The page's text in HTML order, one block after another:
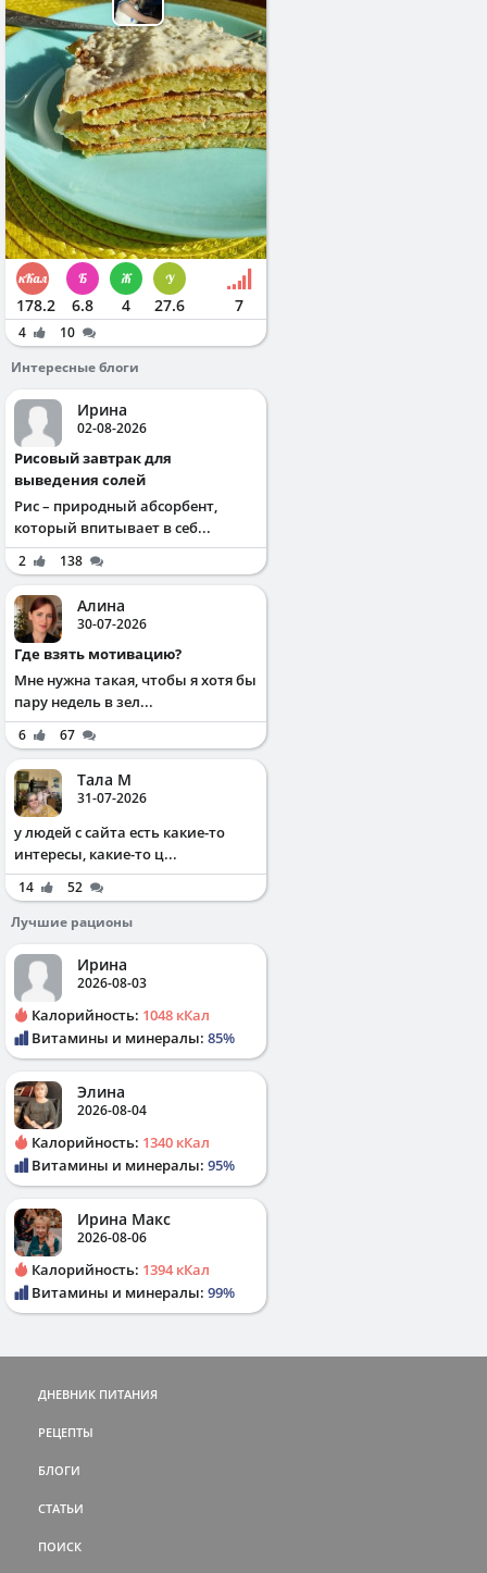
178.2 6.8 4 27.6 7
4
10
Интересные блоги
Ирина
02-08-2026
Рисовый завтрак для
выведения солей
Рис – природный абсорбент,
который впитывает в себ...
2 138
Алина
30-07-2026
Где взять мотивацию?
Мне нужна такая, чтобы я хотя бы
пару недель в зел...
6 67
Тала М
31-07-2026
у людей с сайта есть какие-то
интересы, какие-то ц...
14
52
Лучшие рационы
Ирина
2026-08-03
Калорийность: 1048 кКал
Витамины и минералы: 85%
Элина
2026-08-04
Калорийность: 1340 кКал
Витамины и минералы: 95%
Ирина Макс
2026-08-06
Калорийность: 1394 кКал
Витамины и минералы: 99%
ДНЕВНИК ПИТАНИЯ
РЕЦЕПТЫ
БЛОГИ
СТАТЬИ
ПОИСК